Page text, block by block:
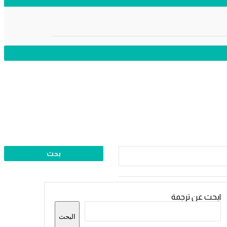
ابحث عن ترجمة
البحث